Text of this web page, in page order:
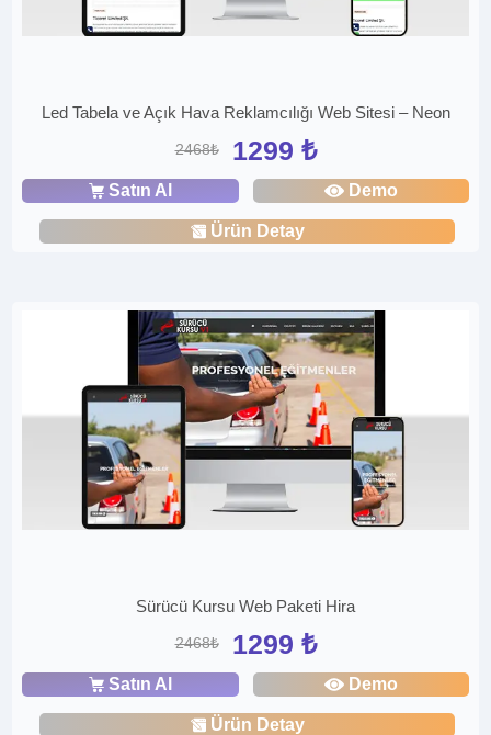
Led Tabela ve Açık Hava Reklamcılığı Web Sitesi – Neon
2468₺ 1299 ₺
Satın Al Demo
Ürün Detay
Sürücü Kursu Web Paketi Hira
2468₺ 1299 ₺
Satın Al Demo
Ürün Detay